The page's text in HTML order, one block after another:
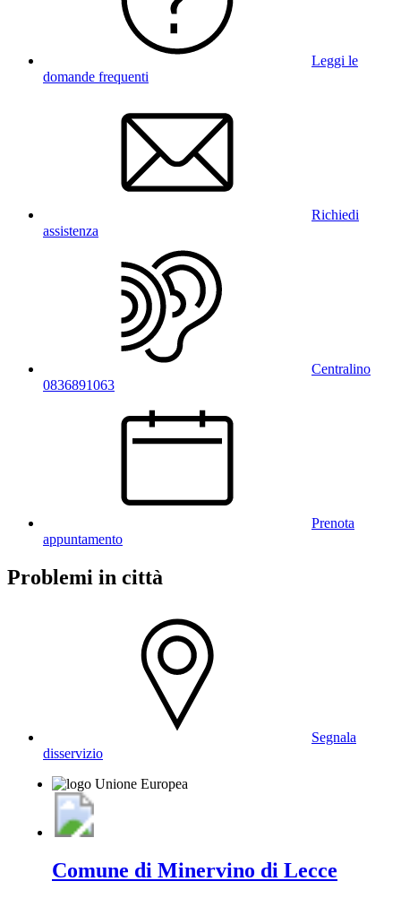
Leggi le
domande frequenti
Richiedi
assistenza
Centralino
0836891063
Prenota
appuntamento
Problemi in città
Segnala
disservizio
Comune di Minervino di Lecce